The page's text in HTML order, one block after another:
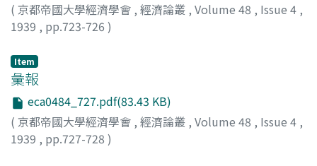
( 京都帝國大學經濟學會 , 經濟論叢 , Volume 48 , Issue 4 ,
1939 , pp.723-726 )
Item
彙報
eca0484_727.pdf(83.43 KB)
( 京都帝國大學經濟學會 , 經濟論叢 , Volume 48 , Issue 4 ,
1939 , pp.727-728 )